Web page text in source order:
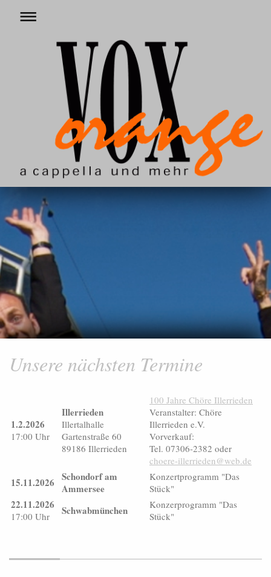
Unsere nächsten Termine
1.2.2026
17:00 Uhr
Illerrieden
Illertalhalle
Gartenstraße 60
89186 Illerrieden
100 Jahre Chöre Illerrieden
Veranstalter: Chöre
Illerrieden e.V.
Vorverkauf:
Tel. 07306-2382 oder
choere-illerrieden@web.de
15.11.2026 Schondorf am
Ammersee
Konzertprogramm "Das
Stück"
22.11.2026
17:00 Uhr Schwabmünchen
Konzerprogramm "Das
Stück"